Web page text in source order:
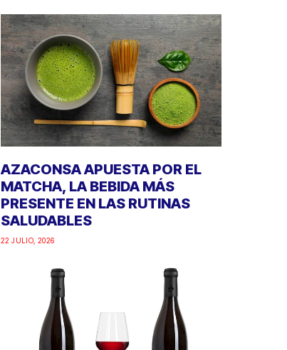
AZACONSA APUESTA POR EL
MATCHA, LA BEBIDA MÁS
PRESENTE EN LAS RUTINAS
SALUDABLES
22 JULIO, 2026